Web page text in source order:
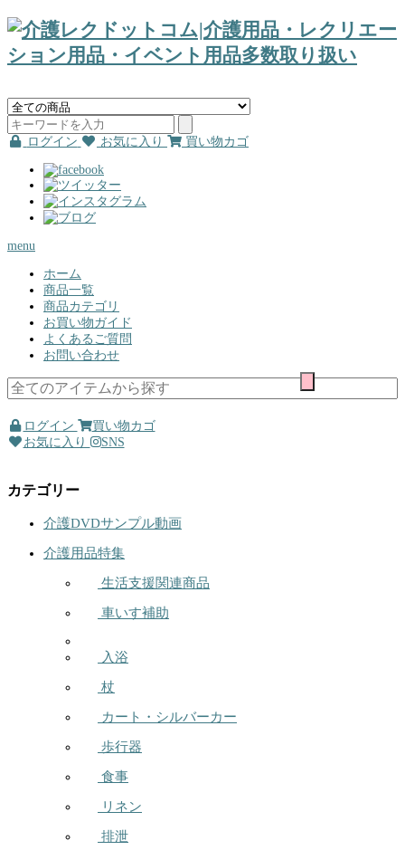
ログイン お気に入り 買い物カゴ
menu
ホーム
商品一覧
商品カテゴリ
お買い物ガイド
よくあるご質問
お問い合わせ
ログイン
買い物カゴ
お気に入り
SNS
カテゴリー
介護DVDサンプル動画
介護用品特集
生活支援関連商品
車いす補助
入浴
杖
カート・シルバーカー
歩行器
食事
リネン
排泄